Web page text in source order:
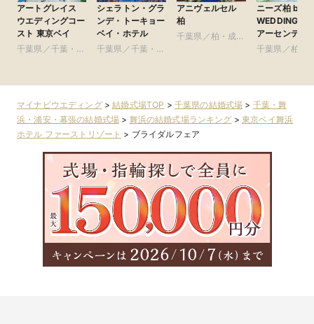
アートグレイス
ウエディングコー
スト 東京ベイ
千葉県／千葉・舞
シェラトン・グラ
ンデ・トーキョー
ベイ・ホテル
千葉県／千葉・舞
アニヴェルセル
柏
千葉県／柏・成
ニーズ柏 by
WEDDING(旧
アーセンティ
賓館 柏)
千葉県／柏・
マイナビウエディング>結婚式場TOP > 千葉県の結婚式場 > 千葉・舞
浜・浦安・幕張の結婚式場 > 舞浜の結婚式場ランキング >東京ベイ舞浜
ホテル ファーストリゾート > ブライダルフェア